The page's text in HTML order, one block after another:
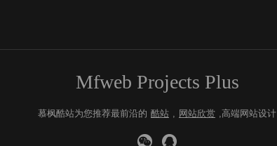
Mfweb Projects Plus
慕枫酷站为您推荐最前沿的 酷站 , 网站欣赏 ,高端网站设计